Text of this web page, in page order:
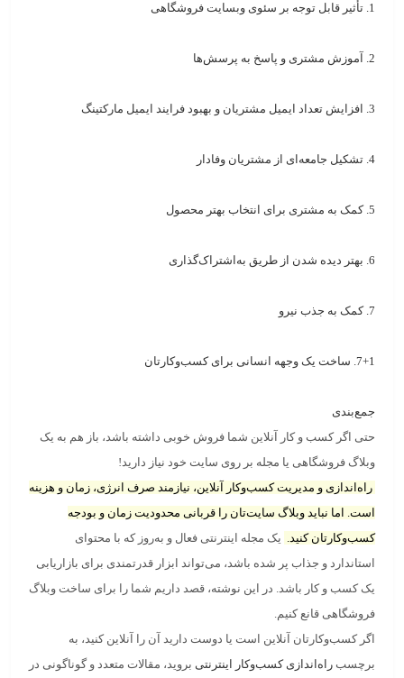
1. تأثیر قابل توجه بر سئوی وبسایت فروشگاهی
2. آموزش مشتری و پاسخ به پرسش‌ها
3. افزایش تعداد ایمیل مشتریان و بهبود فرایند ایمیل مارکتینگ
4. تشکیل جامعه‌ای از مشتریان وفادار
5. کمک به مشتری برای انتخاب بهتر محصول
6. بهتر دیده شدن از طریق به‌اشتراک‌گذاری
7. کمک به جذب نیرو
7+1. ساخت یک وجهه انسانی برای کسب‌وکارتان
جمع‌بندی
حتی اگر کسب و کار آنلاین شما فروش خوبی داشته باشد، باز هم به یک
وبلاگ فروشگاهی یا مجله بر روی سایت خود نیاز دارید!
راه‌اندازی و مدیریت کسب‌وکار آنلاین، نیازمند صرف انرژی، زمان و هزینه
است. اما نباید وبلاگ سایت‌تان را قربانی محدودیت زمان و بودجه
کسب‌وکارتان کنید. یک مجله اینترنتی فعال و به‌روز که با محتوای
استاندارد و جذاب پر شده باشد، می‌تواند ابزار قدرتمندی برای بازاریابی
یک کسب و کار باشد. در این نوشته، قصد داریم شما را برای ساخت وبلاگ
فروشگاهی قانع کنیم.
اگر کسب‌وکارتان آنلاین است یا دوست دارید آن را آنلاین کنید، به
برچسب راه‌اندازی کسب‌وکار اینترنتی بروید، مقالات متعدد و گوناگونی در